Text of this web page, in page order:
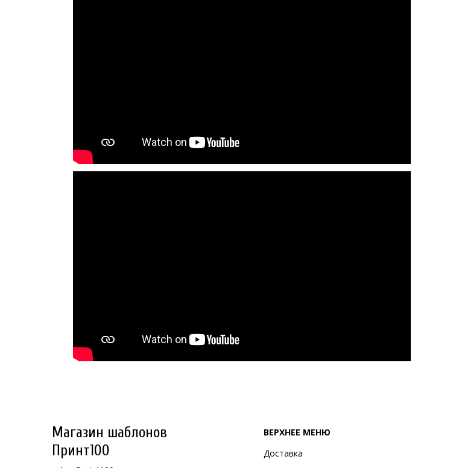
Магазин шаблонов
Принт100
ВЕРХНЕЕ МЕНЮ
Доставка